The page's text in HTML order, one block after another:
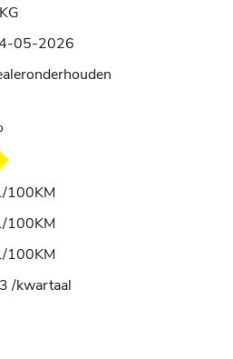
05-2026
100KM
100KM
100KM
/kwartaal